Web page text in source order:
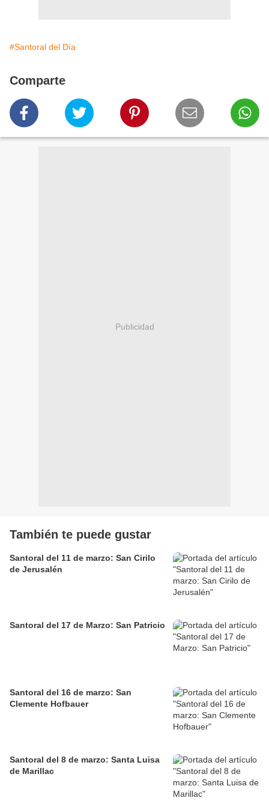
#Santoral del Día
Comparte
Publicidad
También te puede gustar
Santoral del 11 de marzo: San Cirilo
de Jerusalén
Santoral del 17 de Marzo: San Patricio
Santoral del 16 de marzo: San
Clemente Hofbauer
Santoral del 8 de marzo: Santa Luisa
de Marillac